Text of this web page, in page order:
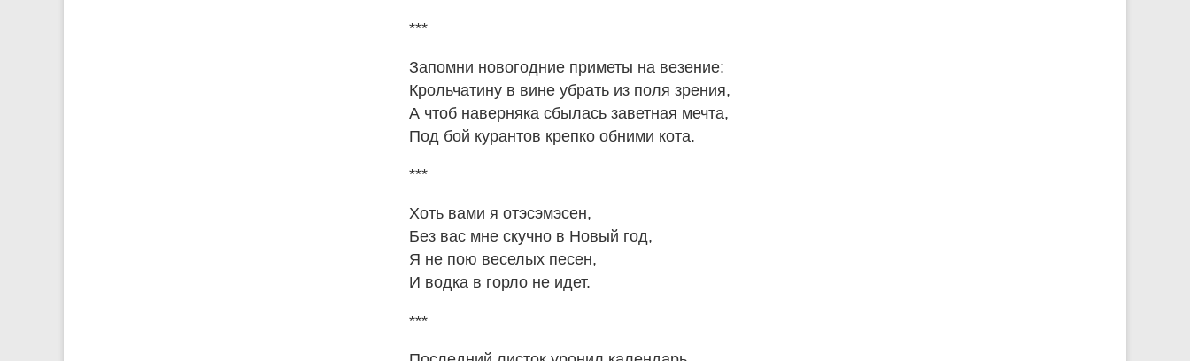
***
Запомни новогодние приметы на везение:
Крольчатину в вине убрать из поля зрения,
А чтоб наверняка сбылась заветная мечта,
Под бой курантов крепко обними кота.
***
Хоть вами я отэсэмэсен,
Без вас мне скучно в Новый год,
Я не пою веселых песен,
И водка в горло не идет.
***